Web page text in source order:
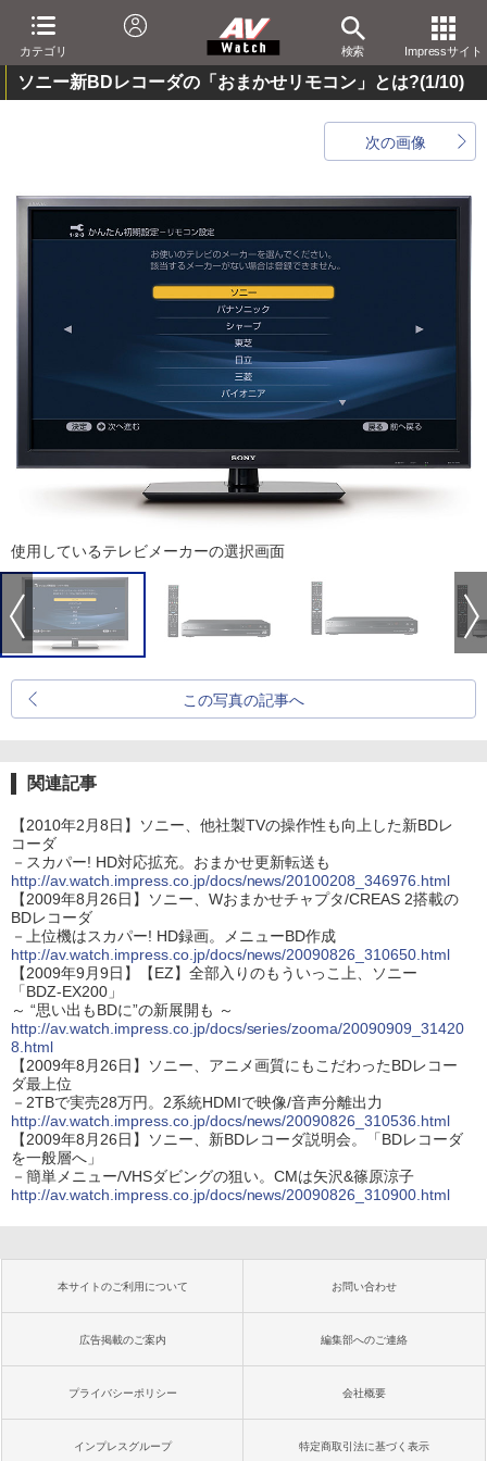
カテゴリ 検索 Impressサイト
ソニー新BDレコーダの「おまかせリモコン」とは?(1/10)
次の画像
使用しているテレビメーカーの選択画面
この写真の記事へ
関連記事
【2010年2月8日】ソニー、他社製TVの操作性も向上した新BDレ
コーダ
－スカパー! HD対応拡充。おまかせ更新転送も
http://av.watch.impress.co.jp/docs/news/20100208_346976.html
【2009年8月26日】ソニー、Wおまかせチャプタ/CREAS 2搭載の
BDレコーダ
－上位機はスカパー! HD録画。メニューBD作成
http://av.watch.impress.co.jp/docs/news/20090826_310650.html
【2009年9月9日】【EZ】全部入りのもういっこ上、ソニー
「BDZ-EX200」
～ “思い出もBDに”の新展開も ～
http://av.watch.impress.co.jp/docs/series/zooma/20090909_31420
8.html
【2009年8月26日】ソニー、アニメ画質にもこだわったBDレコー
ダ最上位
－2TBで実売28万円。2系統HDMIで映像/音声分離出力
http://av.watch.impress.co.jp/docs/news/20090826_310536.html
【2009年8月26日】ソニー、新BDレコーダ説明会。「BDレコーダ
を一般層へ」
－簡単メニュー/VHSダビングの狙い。CMは矢沢&篠原涼子
http://av.watch.impress.co.jp/docs/news/20090826_310900.html
本サイトのご利用について お問い合わせ
広告掲載のご案内 編集部へのご連絡
プライバシーポリシー 会社概要
インプレスグループ 特定商取引法に基づく表示